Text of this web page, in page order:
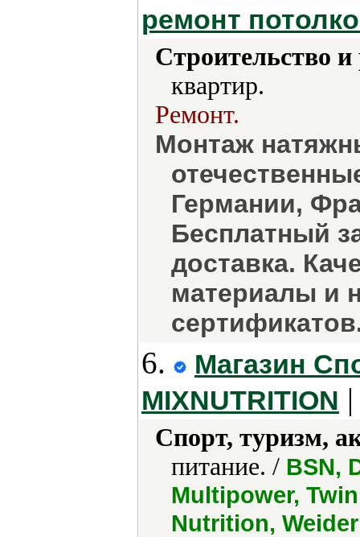
ремонт
Строительство
квартир.
Ремонт.
Монтаж
Германии,
Бесплатный
доставка.
материалы и
6.
Магазин
MIXNUTRITION
Спорт, туризм,
питание. / BSN,
Multipower,
Nutrition, Weider